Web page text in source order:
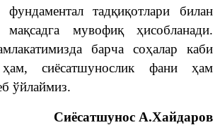
тадқиқотлари билан
мувофиқ ҳисобланади.
барча соҳалар каби
сиёсатшунослик фани ҳам
ўйлаймиз.
Сиёсатшунос А.Хайдаров